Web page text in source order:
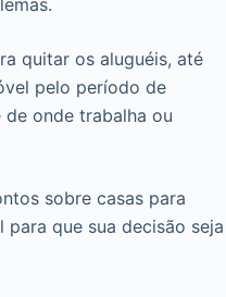
quitar os aluguéis, até
pelo período de
onde trabalha ou
sobre casas para
que sua decisão seja